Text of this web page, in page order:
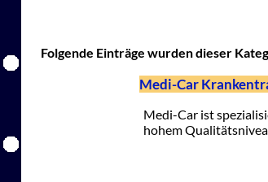
Folgende Einträge wurden dieser
Medi-Car
Medi-Car ist
hohem